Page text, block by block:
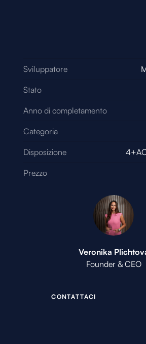
Sviluppatore
Stato
Anno di completamento
Categoria
Disposizione
Prezzo
Veronika
Founder & CEO
CONTATTACI